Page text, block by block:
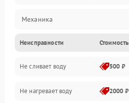
Механика
Управление
Электропитание
Датчики
Неисправности Стоимость
Не сливает воду 500 ₽
Не нагревает воду 2000 ₽